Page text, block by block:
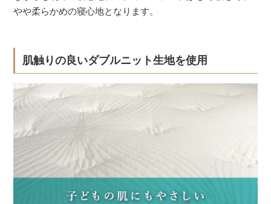
やや柔らかめの寝心地となります。
肌触りの良いダブルニット生地を使用